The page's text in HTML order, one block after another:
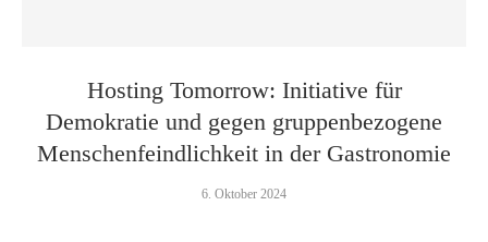
Hosting Tomorrow: Initiative für
Demokratie und gegen gruppenbezogene
Menschenfeindlichkeit in der Gastronomie
6. Oktober 2024